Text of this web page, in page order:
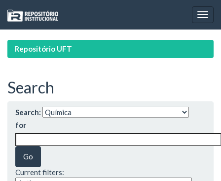
navigation
Repositório UFT
Search
Search:
for
Current filters: